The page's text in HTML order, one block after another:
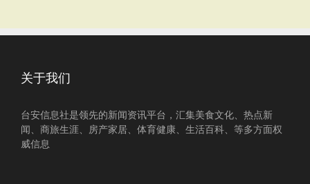
关于我们
台安信息社是领先的新闻资讯平台，汇集美食文化、热点新
闻、商旅生涯、房产家居、体育健康、生活百科、等多方面权
威信息